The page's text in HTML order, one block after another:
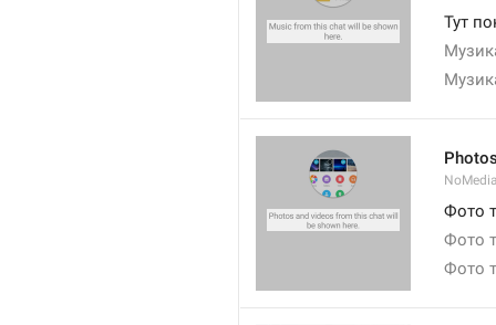
Тут
Фото
Фото
Фото